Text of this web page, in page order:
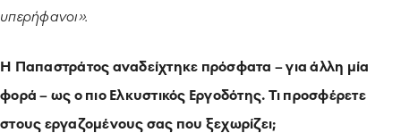
υπερήφανοι».
H Παπαστράτος αναδείχτηκε πρόσφατα – για άλλη μία
φορά – ως ο πιο Ελκυστικός Εργοδότης. Τι προσφέρετε
στους εργαζομένους σας που ξεχωρίζει;